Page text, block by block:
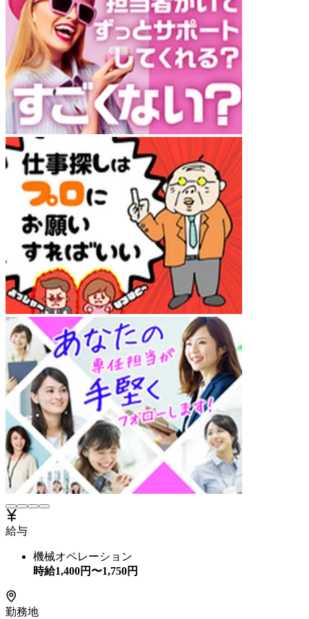
給与
機械オペレーション
時給1,400円〜1,750円
勤務地